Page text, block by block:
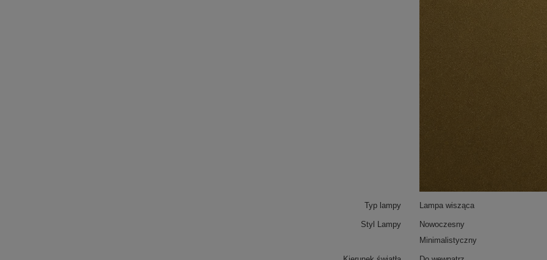
Typ lampy Lampa wisząca
Styl Lampy
Nowoczesny
Minimalistyczny